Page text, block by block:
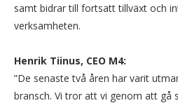
samt bidrar till fortsatt tillväxt och
verksamheten.
Henrik Tiinus, CEO M4:
”De senaste två åren har varit
bransch. Vi tror att vi genom att gå